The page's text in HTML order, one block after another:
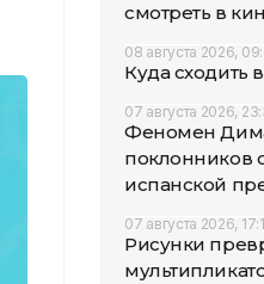
смотреть в
08 августа 2026,
Куда сходить
07 августа 2026,
Феномен
поклонников
испанской
07 августа 2026,
Рисунки